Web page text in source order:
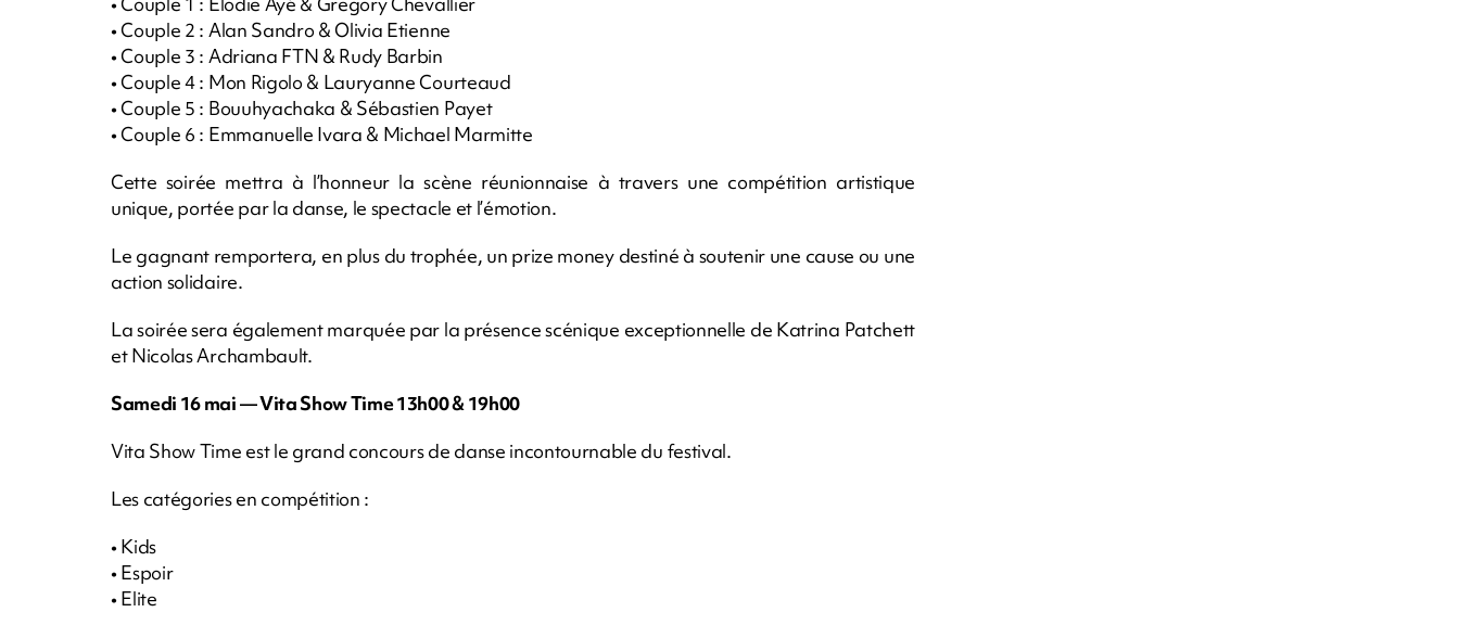
• Couple 2 : Alan Sandro & Olivia Etienne
• Couple 3 : Adriana FTN & Rudy Barbin
• Couple 4 : Mon Rigolo & Lauryanne Courteaud
• Couple 5 : Bouuhyachaka & Sébastien Payet
• Couple 6 : Emmanuelle Ivara & Michael Marmitte
Cette soirée mettra à l’honneur la scène réunionnaise à travers une compétition artistique
unique, portée par la danse, le spectacle et l’émotion.
Le gagnant remportera, en plus du trophée, un prize money destiné à soutenir une cause ou une
action solidaire.
La soirée sera également marquée par la présence scénique exceptionnelle de Katrina Patchett
et Nicolas Archambault.
Samedi 16 mai — Vita Show Time 13h00 & 19h00
Vita Show Time est le grand concours de danse incontournable du festival.
Les catégories en compétition :
• Kids
• Espoir
• Elite